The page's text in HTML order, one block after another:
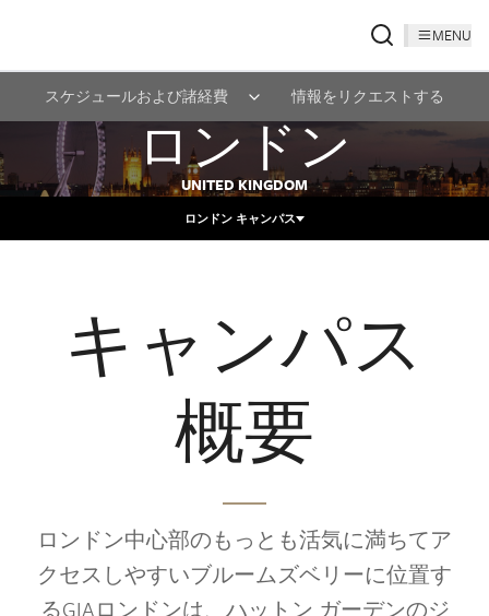
MENU
スケジュールおよび諸経費 情報をリクエストする
ロンドン
UNITED KINGDOM
ロンドン キャンパス
キャンパス
概要
ロンドン中心部のもっとも活気に満ちてア
クセスしやすいブルームズベリーに位置す
るGIAロンドンは、ハットン ガーデンのジ